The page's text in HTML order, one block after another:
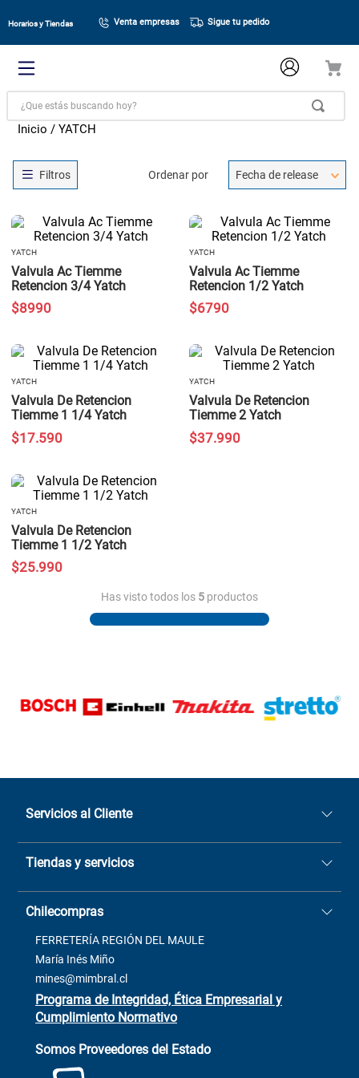
Horarios y Tiendas Venta empresas Sigue tu pedido
¿Que estás buscando hoy?
YATCH
Ordenar por Fecha de release
YATCH
Valvula Ac Tiemme
Retencion 3/4 Yatch
$8990
YATCH
Valvula Ac Tiemme
Retencion 1/2 Yatch
$6790
YATCH
Valvula De Retencion
Tiemme 1 1/4 Yatch
$17.590
YATCH
Valvula De Retencion
Tiemme 2 Yatch
$37.990
YATCH
Valvula De Retencion
Tiemme 1 1/2 Yatch
$25.990
Has visto todos los 5 productos
Servicios al Cliente
Quiénes somos
Sucursales
Términos y condiciones
Contacto
Venta Terreno
Trabaja con Nosotros
+56 9 6779 0465
+(73) 256
Tiendas y servicios
Casa Matriz: Avenida Chorrillos
2137 San Javier, Fono (73)
Chilecompras
FERRETERÍA REGIÓN DEL MAULE
María Inés Miño
mines@mimbral.cl
Programa de Integridad, Ética Empresarial y
Cumplimiento Normativo
Somos Proveedores del Estado